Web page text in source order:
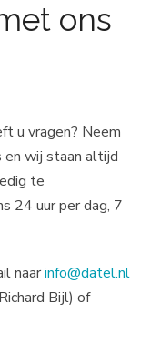
ons
u vragen? Neem
wij staan altijd
te
24 uur per dag, 7
naarinfo@datel.nl
Bijl) of